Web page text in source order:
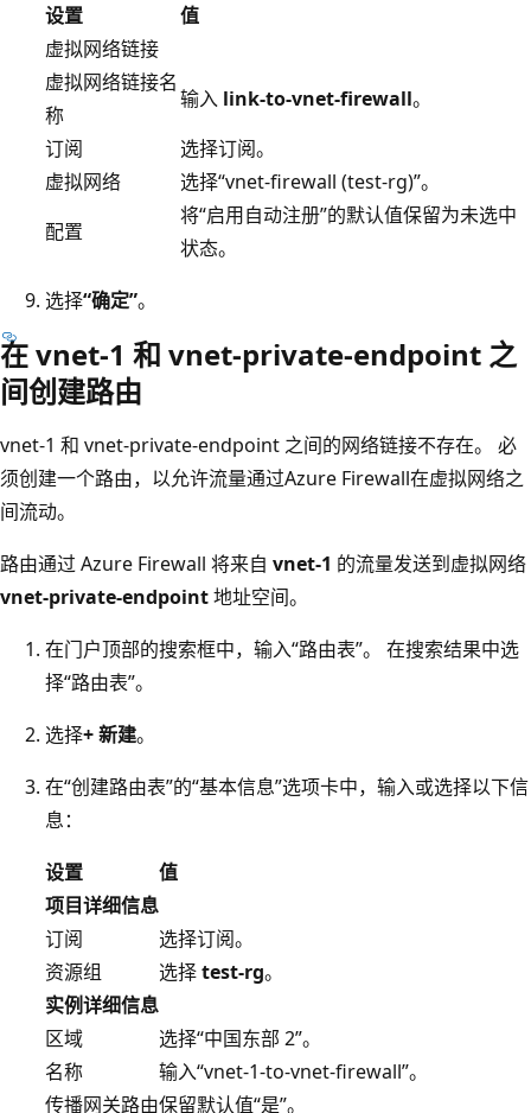
设置
值
虚拟网络链接
虚拟网络链接名
称
输入 link-to-vnet-firewall。
订阅
选择订阅。
虚拟网络
选择“vnet-firewall (test-rg)”。
配置
将“启用自动注册”的默认值保留为未选中
状态。
选择“确定”。
在 vnet-1 和 vnet-private-endpoint 之
间创建路由
vnet-1 和 vnet-private-endpoint 之间的网络链接不存在。 必
须创建一个路由，以允许流量通过Azure Firewall在虚拟网络之
间流动。
路由通过 Azure Firewall 将来自 vnet-1 的流量发送到虚拟网络
vnet-private-endpoint地址空间。
在门户顶部的搜索框中，输入“路由表”。 在搜索结果中选
择“路由表”。
选择+ 新建。
在“创建路由表”的“基本信息”选项卡中，输入或选择以下信
息：
设置
值
项目详细信息
订阅
选择订阅。
资源组
选择test-rg。
实例详细信息
区域
选择“中国东部 2”。
名称
输入“vnet-1-to-vnet-firewall”。
传播网关路由保留默认值“是”。